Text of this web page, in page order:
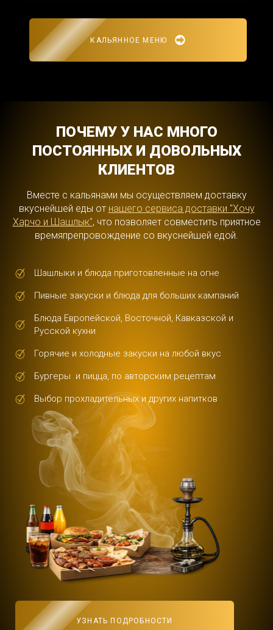
КАЛЬЯННОЕ МЕНЮ
ПОЧЕМУ У НАС МНОГО
ПОСТОЯННЫХ И ДОВОЛЬНЫХ
КЛИЕНТОВ
Вместе с кальянами мы осуществляем доставку
вкуснейшей еды от нашего сервиса доставки "Хочу
Харчо и Шашлык", что позволяет совместить приятное
времяпрепровождение со вкуснейшей едой.
Шашлыки и блюда приготовленные на огне
Пивные закуски и блюда для больших кампаний
Блюда Европейской, Восточной, Кавказской и
Русской кухни
Горячие и холодные закуски на любой вкус
Бургеры и пицца, по авторским рецептам
Выбор прохладительных и других напитков
УЗНАТЬ ПОДРОБНОСТИ